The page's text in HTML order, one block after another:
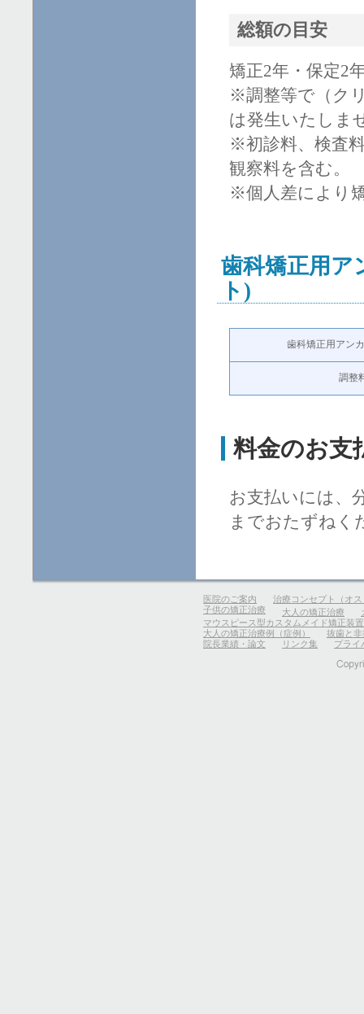
総額の目安
矯正2年・保定2
※調整等で（ク
は発生いたしま
※初診料、検査
観察料を含む。
※個人差により
歯科矯正用ア
ト)
歯科矯正用アン
調整
料金のお支
お支払いには、
までおたずねく
医院のご案内
治療コンセプト（オ
子供の矯正治療
大人の矯正治療
マウスピース型カスタムメイド矯正装
大人の矯正治療例（症例）
抜歯と
院長業績・論文
リンク集 プライ